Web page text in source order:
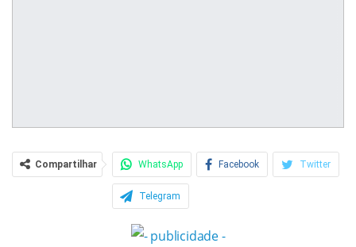
Compartilhar WhatsApp Facebook Twitter
Telegram